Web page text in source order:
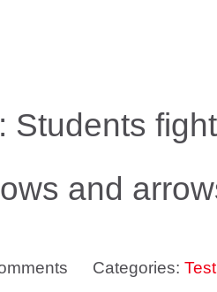
Students
and
Categories: Test